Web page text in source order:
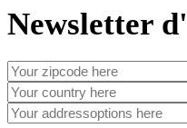
Newsletter